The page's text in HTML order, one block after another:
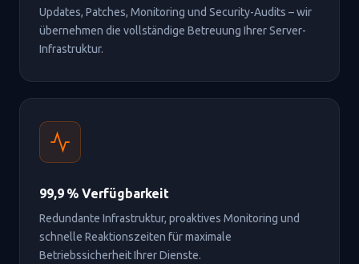
Updates, Patches, Monitoring und Security-Audits – wir
übernehmen die vollständige Betreuung Ihrer Server-
Infrastruktur.
99,9 % Verfügbarkeit
Redundante Infrastruktur, proaktives Monitoring und
schnelle Reaktionszeiten für maximale
Betriebssicherheit Ihrer Dienste.